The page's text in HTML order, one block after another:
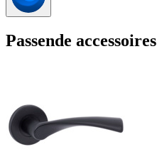
Passende accessoires